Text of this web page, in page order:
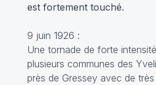
est fortement touché.
9 juin 1926 :
Une tornade de forte
plusieurs communes des
près de Gressey avec de